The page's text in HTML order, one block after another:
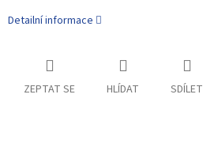
Detailní informace
ZEPTAT SE HLÍDAT SDÍLET